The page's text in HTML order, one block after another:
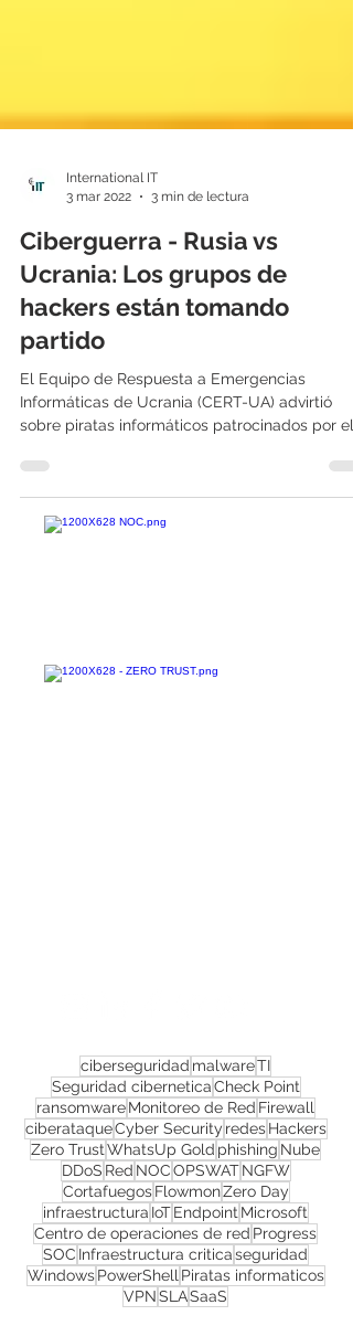
3 mar 2022
3 min de lectura
Ciberguerra - Rusia vs
Ucrania: Los grupos de
hackers están tomando
partido
El Equipo de Respuesta a Emergencias
estado en...
ciberseguridadmalwareTI
Seguridad ciberneticaCheck Point
ransomwareMonitoreo de RedFirewall
ciberataqueCyber SecurityredesHackers
Zero TrustWhatsUp GoldphishingNube
DDoSRedNOCOPSWATNGFW
CortafuegosFlowmonZero Day
infraestructuraIoTEndpointMicrosoft
Centro de operaciones de redProgress
Infraestructura critica